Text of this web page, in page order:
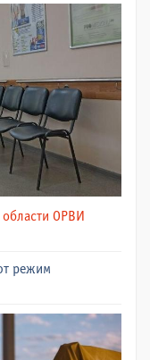
области ОРВИ
режим